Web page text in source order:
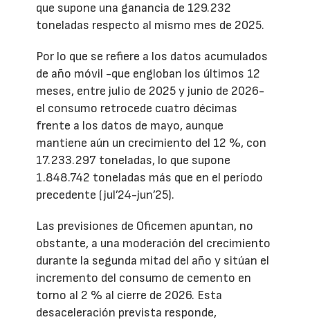
que supone una ganancia de 129.232
toneladas respecto al mismo mes de 2025.
Por lo que se refiere a los datos acumulados
de año móvil -que engloban los últimos 12
meses, entre julio de 2025 y junio de 2026-
el consumo retrocede cuatro décimas
frente a los datos de mayo, aunque
mantiene aún un crecimiento del 12 %, con
17.233.297 toneladas, lo que supone
1.848.742 toneladas más que en el período
precedente (jul’24-jun’25).
Las previsiones de Oficemen apuntan, no
obstante, a una moderación del crecimiento
durante la segunda mitad del año y sitúan el
incremento del consumo de cemento en
torno al 2 % al cierre de 2026. Esta
desaceleración prevista responde,